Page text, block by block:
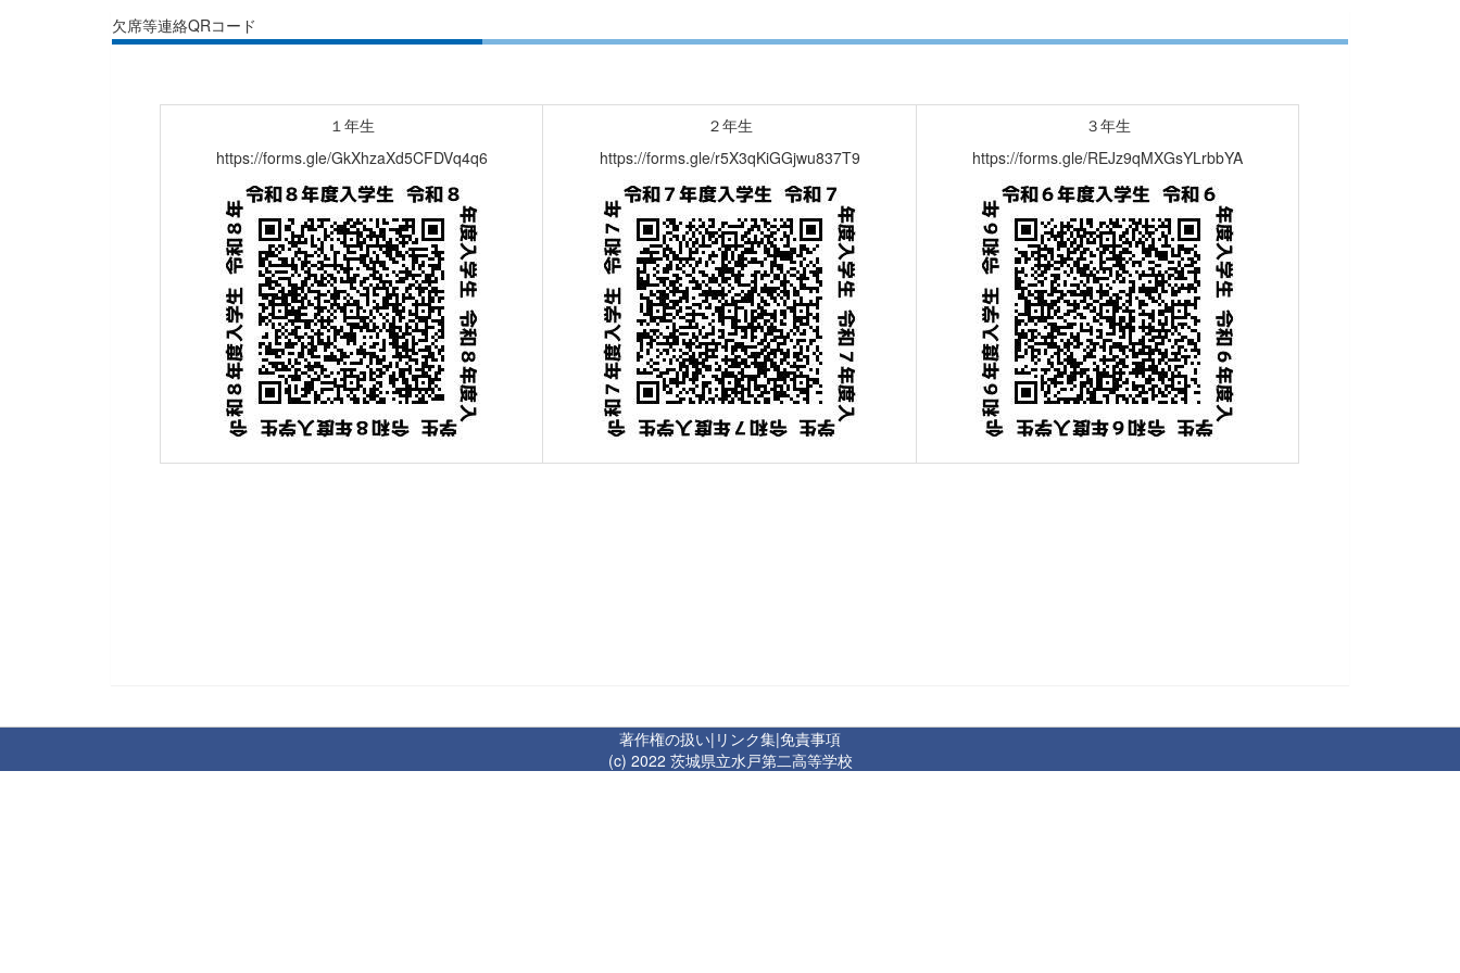
欠席等連絡QRコード
１年生
https://forms.gle/GkXhzaXd5CFDVq4q6
２年生
https://forms.gle/r5X3qKiGGjwu837T9
３年生
https://forms.gle/REJz9qMXGsYLrbbYA
著作権の扱い| リンク集|免責事項
(c) 2022 茨城県立水戸第二高等学校